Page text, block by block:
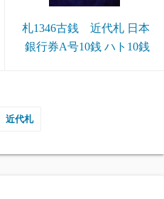
札1346古銭 近代札 日本
銀行券A号10銭 ハト10銭
近代札